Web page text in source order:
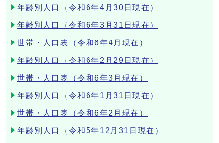
年齢別人口（令和6年4月30日現在）
年齢別人口（令和6年3月31日現在）
世帯・人口表（令和6年4月現在）
年齢別人口（令和6年2月29日現在）
世帯・人口表（令和6年3月現在）
年齢別人口（令和6年1月31日現在）
世帯・人口表（令和6年2月現在）
年齢別人口（令和5年12月31日現在）